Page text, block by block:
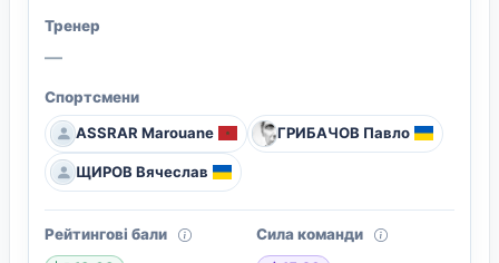
Тренер
—
Спортсмени
ASSRAR Marouane ГРИБАЧОВ Павло
ЩИРОВ Вячеслав
Рейтингові бали Сила команди